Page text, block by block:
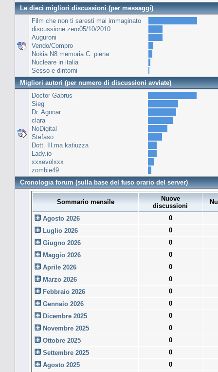
Le dieci migliori discussioni (per messaggi)
Film che non ti saresti mai immaginato
discussione zero05/10/2010
Auguroni
Vendo/Compro
Nokia N8 memoria C: piena
Nucleare in italia
Sesso e dintorni
Migliori autori (per numero di discussioni avviate)
Doctor Gabrus
Sieg
Dr. Agonar
clara
NoDigital
Stefaso
Dott. Ill.ma katiuzza
Lady.io
xxxevolxxx
zombie49
Cronologia forum (sulla base del fuso orario del server)
Sommario mensile
Nuove
discussioni
Agosto 2026
0
Luglio 2026
0
Giugno 2026
0
Maggio 2026
0
Aprile 2026
0
Marzo 2026
0
Febbraio 2026
0
Gennaio 2026
0
Dicembre 2025
0
Novembre 2025
0
Ottobre 2025
0
Settembre 2025
0
Agosto 2025
0